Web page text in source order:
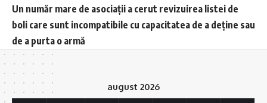
Un număr mare de asociații a cerut revizuirea listei de
boli care sunt incompatibile cu capacitatea de a deține sau
de a purta o armă
august 2026